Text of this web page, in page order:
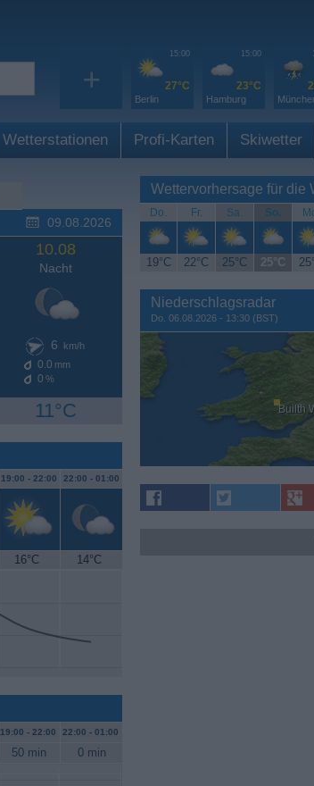
+
15:00
27°C
Berlin
15:00
23°C
Hamburg
Wetterstationen Profi-Karten Skiwetter
09.08.2026
10.08
Nacht
6 km/h
0.0 mm
0 %
11°C
19:00 - 22:00 22:00 - 01:00
16°C 14°C
19:00 - 22:00 22:00 - 01:00
50 min 0 min
Wettervorhersage für die
Do. Fr. Sa. So.
19°C 22°C 25°C 25°C
Niederschlagsradar
Do. 06.08.2026 - 13:30 (BST)
Builth